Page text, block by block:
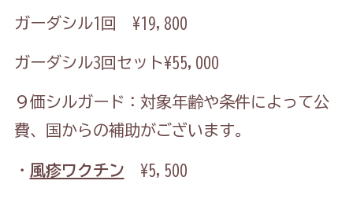
ガーダシル1回 ¥19,800
ガーダシル3回セット¥55,000
９価シルガード：対象年齢や条件によって公
費、国からの補助がございます。
・ 風疹ワクチン ¥5,500